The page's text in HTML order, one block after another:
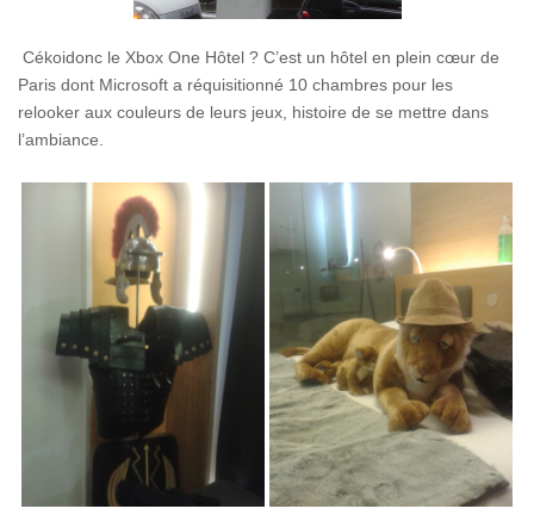
Cékoidonc le Xbox One Hôtel ? C’est un hôtel en plein cœur de
Paris dont Microsoft a réquisitionné 10 chambres pour les
relooker aux couleurs de leurs jeux, histoire de se mettre dans
l’ambiance.